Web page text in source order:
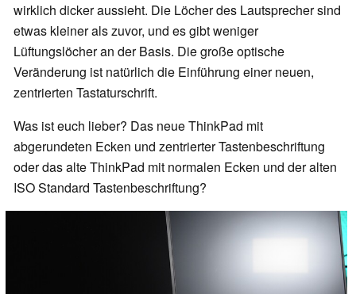
wirklich dicker aussieht. Die Löcher des Lautsprecher sind
etwas kleiner als zuvor, und es gibt weniger
Lüftungslöcher an der Basis. Die große optische
Veränderung ist natürlich die Einführung einer neuen,
zentrierten Tastaturschrift.
Was ist euch lieber? Das neue ThinkPad mit
abgerundeten Ecken und zentrierter Tastenbeschriftung
oder das alte ThinkPad mit normalen Ecken und der alten
ISO Standard Tastenbeschriftung?